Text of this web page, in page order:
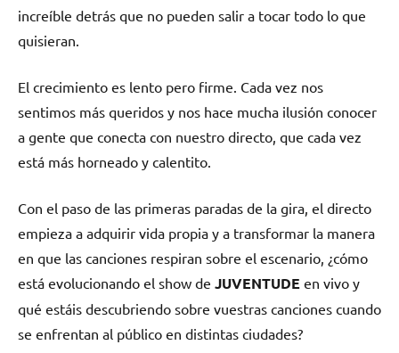
increíble detrás que no pueden salir a tocar todo lo que
quisieran.
El crecimiento es lento pero firme. Cada vez nos
sentimos más queridos y nos hace mucha ilusión conocer
a gente que conecta con nuestro directo, que cada vez
está más horneado y calentito.
Con el paso de las primeras paradas de la gira, el directo
empieza a adquirir vida propia y a transformar la manera
en que las canciones respiran sobre el escenario, ¿cómo
está evolucionando el show de JUVENTUDE en vivo y
qué estáis descubriendo sobre vuestras canciones cuando
se enfrentan al público en distintas ciudades?